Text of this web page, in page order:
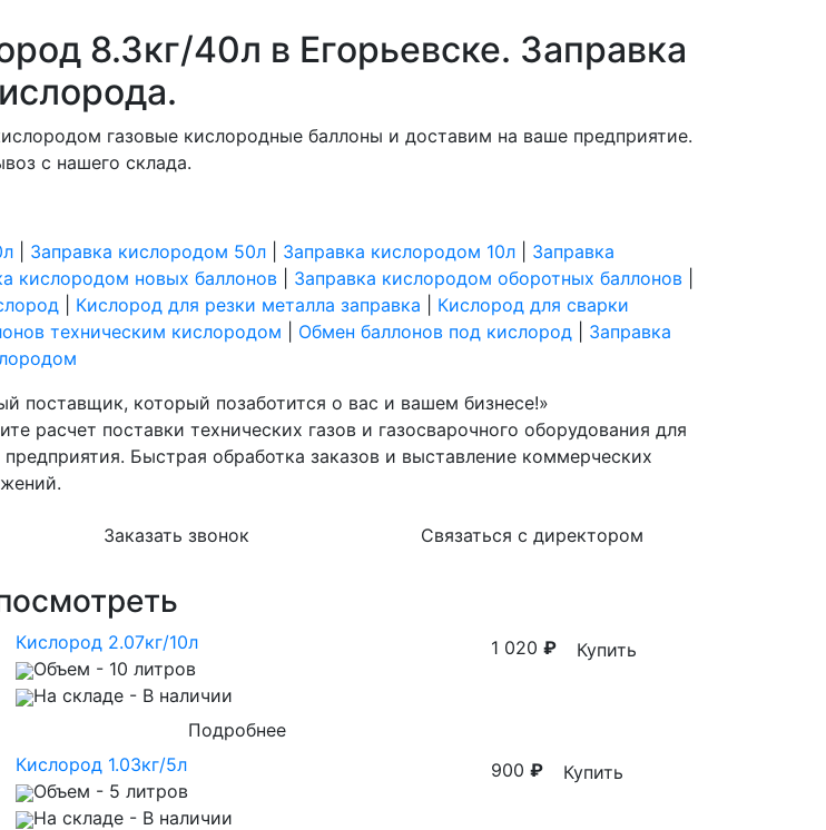
8.3кг/40л в Егорьевске. Заправка
газовые кислородные баллоны и доставим на ваше предприятие.
с нашего склада.
Заправка кислородом 50л Заправка кислородом 10л
Заправка
кислородом новых баллонов Заправка кислородом оборотных баллонов
Кислород для резки металла заправка
Кислород для сварки
техническим кислородом Обмен баллонов под кислород
Заправка
поставщик, который позаботится о вас и вашем бизнесе!»
расчет поставки технических газов и газосварочного оборудования для
предприятия. Быстрая обработка заказов и выставление коммерческих
Заказать звонок Связаться с директором
Кислород 2.07кг/10л
Объем - 10 литров
На складе- В наличии
Подробнее
1 020₽ Купить
Кислород 1.03кг/5л
Объем - 5 литров
На складе- В наличии
900₽ Купить